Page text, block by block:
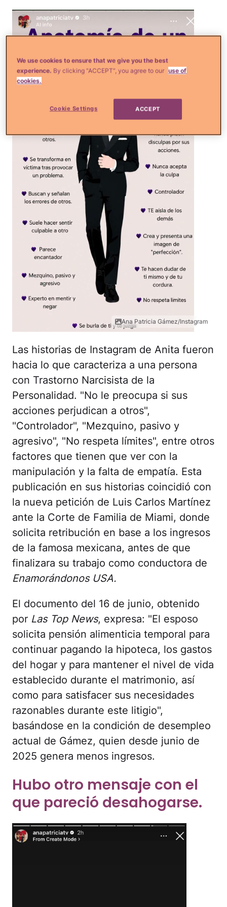
Ana Patricia Gámez/Instagram
Las historias de Instagram de Anita fueron
hacia lo que caracteriza a una persona
con Trastorno Narcisista de la
Personalidad. "No le preocupa si sus
acciones perjudican a otros",
"Controlador", "Mezquino, pasivo y
agresivo", "No respeta límites", entre otros
factores que tienen que ver con la
manipulación y la falta de empatía. Esta
publicación en sus historias coincidió con
la nueva petición de Luis Carlos Martínez
ante la Corte de Familia de Miami, donde
solicita retribución en base a los ingresos
de la famosa mexicana, antes de que
finalizara su trabajo como conductora de
Enamorándonos USA.
El documento del 16 de junio, obtenido
por Las Top News, expresa: "El esposo
solicita pensión alimenticia temporal para
continuar pagando la hipoteca, los gastos
del hogar y para mantener el nivel de vida
establecido durante el matrimonio, así
como para satisfacer sus necesidades
razonables durante este litigio",
basándose en la condición de desempleo
actual de Gámez, quien desde junio de
2025 genera menos ingresos.
Hubo otro mensaje con el
que pareció desahogarse.
We use cookies to ensure that we give you the best
experience. By clicking “ACCEPT”, you agree to our use of
cookies.
Cookie Settings ACCEPT